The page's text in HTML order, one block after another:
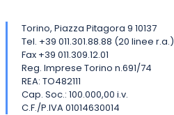
Torino, Piazza Pitagora 9 10137
Tel. +39 011.301.88.88 (20 linee r.a.)
Fax +39 011.309.12.01
Reg. Imprese Torino n.691/74
REA: TO482111
Cap. Soc.: 100.000,00 i.v.
C.F./P.IVA 01014630014